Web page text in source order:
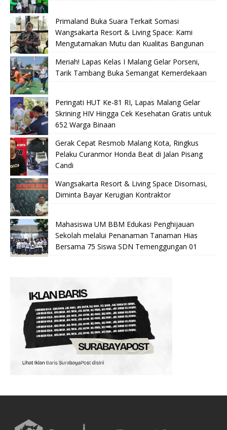
Primaland Buka Suara Terkait Somasi
Wangsakarta Resort & Living Space: Kami
Mengutamakan Mutu dan Kualitas Bangunan
Meriah! Lapas Kelas I Malang Gelar Porseni,
Tarik Tambang Buka Semangat Kemerdekaan
Peringati HUT Ke-81 RI, Lapas Malang Gelar
Skrining HIV Hingga Cek Kesehatan Gratis untuk
652 Warga Binaan
Gerak Cepat Resmob Malang Kota, Ringkus
Pelaku Curanmor Honda Beat di Jalan Pisang
Candi
Wangsakarta Resort & Living Space Disomasi,
Diminta Bayar Kerugian Kontraktor
Mahasiswa UM BBM Edukasi Penghijauan
Sekolah melalui Penanaman Tanaman Hias
Bersama 75 Siswa SDN Temenggungan 01